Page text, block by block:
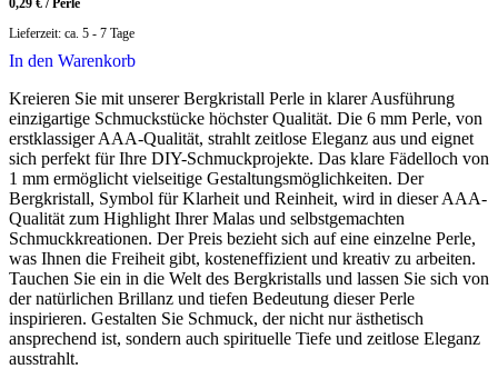
0,29 € / Perle
Lieferzeit: ca. 5 - 7 Tage
In den Warenkorb
Kreieren Sie mit unserer Bergkristall Perle in klarer Ausführung
einzigartige Schmuckstücke höchster Qualität. Die 6 mm Perle, von
erstklassiger AAA-Qualität, strahlt zeitlose Eleganz aus und eignet
sich perfekt für Ihre DIY-Schmuckprojekte. Das klare Fädelloch von
1 mm ermöglicht vielseitige Gestaltungsmöglichkeiten. Der
Bergkristall, Symbol für Klarheit und Reinheit, wird in dieser AAA-
Qualität zum Highlight Ihrer Malas und selbstgemachten
Schmuckkreationen. Der Preis bezieht sich auf eine einzelne Perle,
was Ihnen die Freiheit gibt, kosteneffizient und kreativ zu arbeiten.
Tauchen Sie ein in die Welt des Bergkristalls und lassen Sie sich von
der natürlichen Brillanz und tiefen Bedeutung dieser Perle
inspirieren. Gestalten Sie Schmuck, der nicht nur ästhetisch
ansprechend ist, sondern auch spirituelle Tiefe und zeitlose Eleganz
ausstrahlt.